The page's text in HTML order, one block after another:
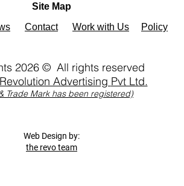
Site Map
Contact Work with Us Policy
2026 © All rights reserved
Advertising Pvt Ltd.
Trade Mark has been registered)
Web Design by:
the revo team